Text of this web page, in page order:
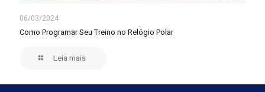
06/03/2024
Como Programar Seu Treino no Relógio Polar
Leia mais